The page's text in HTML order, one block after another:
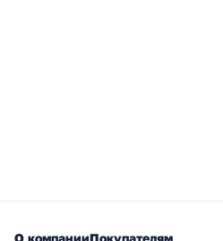
О компанииПокупателям